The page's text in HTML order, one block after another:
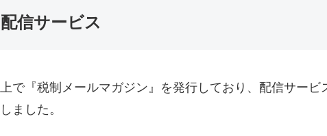
信サービス
で『税制メールマガジン』を発行しており、配信サービ
ました。